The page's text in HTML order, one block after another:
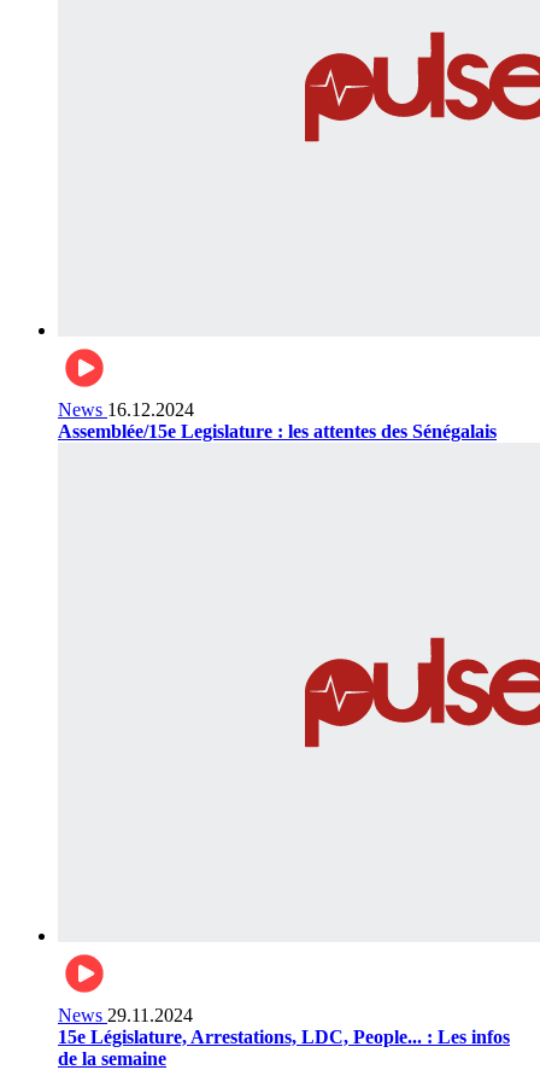
News 16.12.2024
Assemblée/15e Legislature : les attentes des Sénégalais
News 29.11.2024
15e Législature, Arrestations, LDC, People... : Les infos
de la semaine